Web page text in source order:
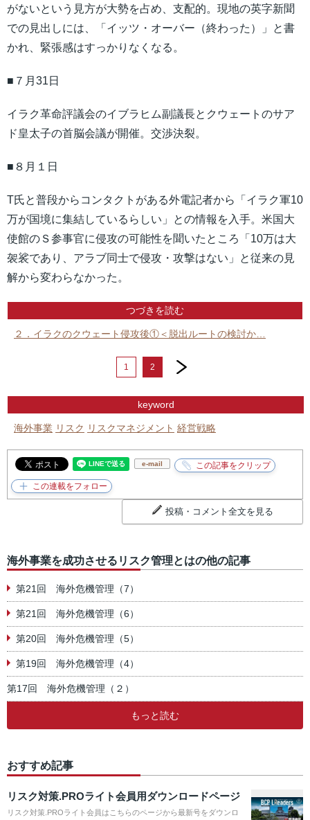
がないという見方が大勢を占め、支配的。現地の英字新聞
での見出しには、「イッツ・オーバー（終わった）」と書
かれ、緊張感はすっかりなくなる。
■７月31日
イラク革命評議会のイブラヒム副議長とクウェートのサア
ド皇太子の首脳会議が開催。交渉決裂。
■８月１日
T氏と普段からコンタクトがある外電記者から「イラク軍10
万が国境に集結しているらしい」との情報を入手。米国大
使館のＳ参事官に侵攻の可能性を聞いたところ「10万は大
袈裟であり、アラブ同士で侵攻・攻撃はない」と従来の見
解から変わらなかった。
つづきを読む
２．イラクのクウェート侵攻後①＜脱出ルートの検討か…
1 2
next
keyword
海外事業 リスク リスクマネジメント 経営戦略
e-mail
投稿・コメント全文を見る
海外事業を成功させるリスク管理とはの他の記事
第21回 海外危機管理（7）
第21回 海外危機管理（6）
第20回 海外危機管理（5）
第19回 海外危機管理（4）
第17回 海外危機管理（２）
もっと読む
おすすめ記事
リスク対策.PROライト会員用ダウンロードページ
リスク対策.PROライト会員はこちらのページから最新号をダウンロ